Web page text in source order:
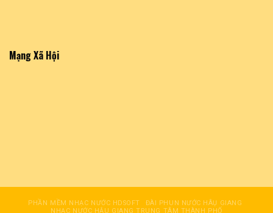
Mạng Xã Hội
PHẦN MỀM NHẠC NƯỚC HDSOFT
ĐÀI PHUN NƯỚC HÂỤ GIANG
NHẠC NƯỚC HẬU GIANG TRUNG TÂM THÀNH PHỐ